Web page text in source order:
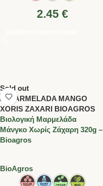
2.45 €
Sold out
Βιολογική Μαρμελάδα
Μάνγκο Χωρίς Ζάχαρη 320g –
Bioagros
BioAgros